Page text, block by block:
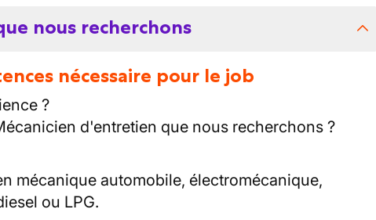
nous recherchons
nécessaire pour le job
?
d'entretien que nous recherchons ?
mécanique automobile, électromécanique,
ou LPG.